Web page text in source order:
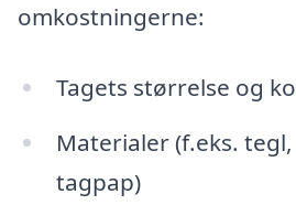
omkostningerne:
Tagets størrelse og
Materialer (f.eks.
tagpap)